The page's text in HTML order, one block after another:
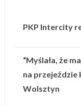
PKP Intercity
“Myślała, że
na przejeździe
Wolsztyn